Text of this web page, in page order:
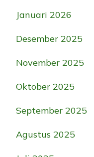
Januari 2026
Desember 2025
November 2025
Oktober 2025
September 2025
Agustus 2025